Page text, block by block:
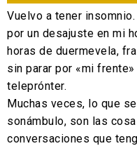
Vuelvo a tener
por un desajuste en mi
horas de duermevela,
sin parar por «mi
teleprónter.
Muchas veces, lo que
sonámbulo, son las
conversaciones que